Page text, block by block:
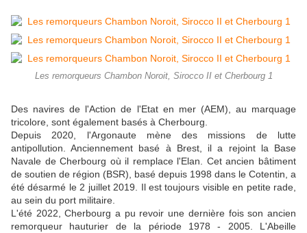
Les remorqueurs Chambon Noroit, Sirocco II et Cherbourg 1
Des navires de l'Action de l'Etat en mer (AEM), au marquage
tricolore, sont également basés à Cherbourg.
Depuis 2020, l'Argonaute mène des missions de lutte
antipollution. Anciennement basé à Brest, il a rejoint la Base
Navale de Cherbourg où il remplace l'Elan. Cet ancien bâtiment
de soutien de région (BSR), basé depuis 1998 dans le Cotentin, a
été désarmé le 2 juillet 2019. Il est toujours visible en petite rade,
au sein du port militaire.
L'été 2022, Cherbourg a pu revoir une dernière fois son ancien
remorqueur hauturier de la période 1978 - 2005. L'Abeille